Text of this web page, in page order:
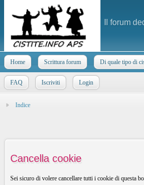
Il forum
Home Scrittura forum Di quale tipo di
FAQ Iscriviti Login
Indice
Cancella cookie
Sei sicuro di volere cancellare tutti i cookie di questa